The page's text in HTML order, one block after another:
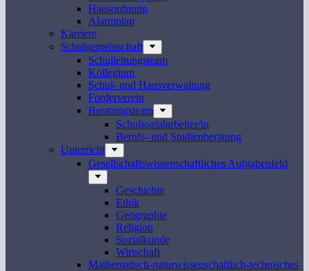
Hausordnung
Alarmplan
Karriere
Schulgemeinschaft
Schulleitungsteam
Kollegium
Schul- und Hausverwaltung
Förderverein
Beratungsteam
Schulsozialarbeiter/in
Berufs- und Studienberatung
Unterricht
Gesellschaftswissenschaftliches Aufgabenfeld
Geschichte
Ethik
Geographie
Religion
Sozialkunde
Wirtschaft
Mathematisch-naturwissenschaftlich-technisches